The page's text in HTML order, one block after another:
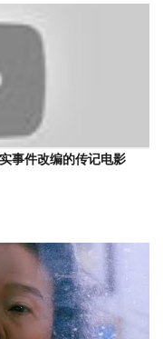
事件改编的传记电影